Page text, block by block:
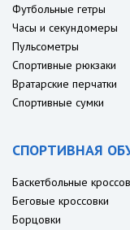
Футбольные гетры
Часы и секундомеры
Пульсометры
Спортивные рюкзаки
Вратарские перчатки
Спортивные сумки
СПОРТИВНАЯ
Баскетбольные
Беговые кроссовки
Борцовки